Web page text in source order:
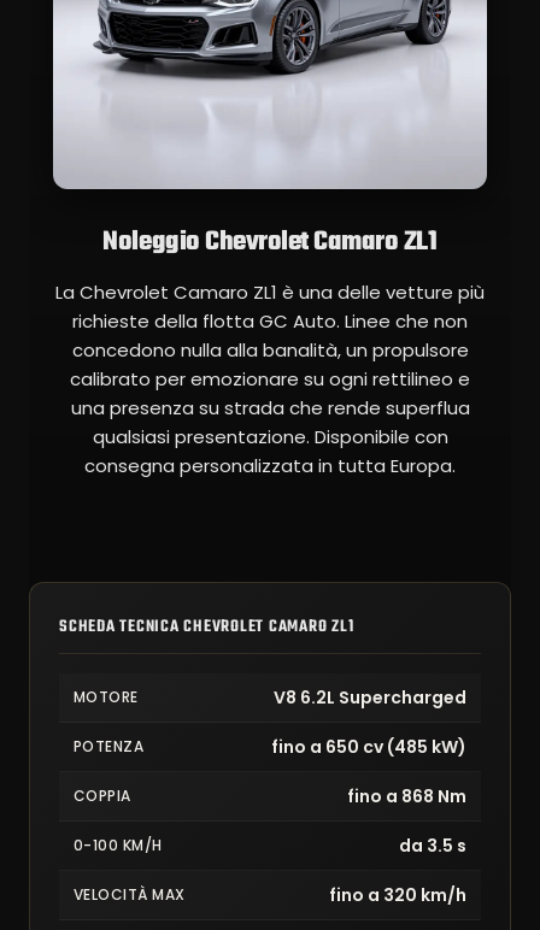
Noleggio Chevrolet Camaro ZL1
La Chevrolet Camaro ZL1 è una delle vetture più
richieste della flotta GC Auto. Linee che non
concedono nulla alla banalità, un propulsore
calibrato per emozionare su ogni rettilineo e
una presenza su strada che rende superflua
qualsiasi presentazione. Disponibile con
consegna personalizzata in tutta Europa.
SCHEDA TECNICA CHEVROLET CAMARO ZL1
MOTORE V8 6.2L Supercharged
POTENZA fino a 650 cv (485 kW)
COPPIA fino a 868 Nm
0-100 KM/H da 3.5 s
VELOCITÀ MAX fino a 320 km/h